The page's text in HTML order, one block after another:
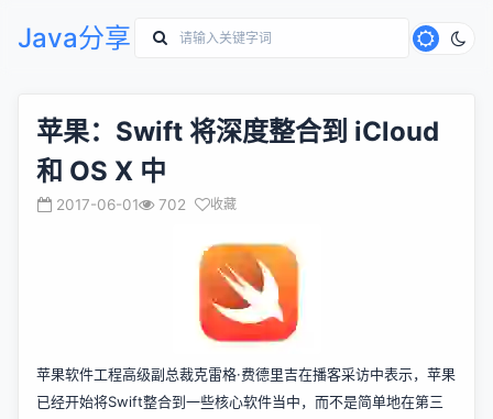
Java分享
苹果：Swift 将深度整合到 iCloud
和 OS X 中
2017-06-01 702 收藏
苹果软件工程高级副总裁克雷格·费德里吉在播客采访中表示，苹果
已经开始将Swift整合到一些核心软件当中，而不是简单地在第三